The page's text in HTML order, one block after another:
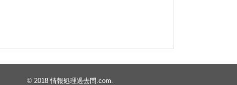
© 2018 情報処理過去問.com.